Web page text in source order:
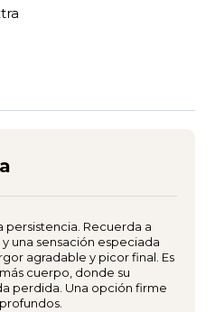
persistencia. Recuerda a
una sensación especiada
agradable y picor final. Es
cuerpo, donde su
perdida. Una opción firme